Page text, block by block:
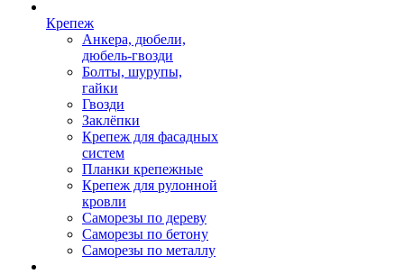
Крепеж
Анкера, дюбели,
дюбель-гвозди
Болты, шурупы,
гайки
Гвозди
Заклёпки
Крепеж для фасадных
систем
Планки крепежные
Крепеж для рулонной
кровли
Саморезы по дереву
Саморезы по бетону
Саморезы по металлу